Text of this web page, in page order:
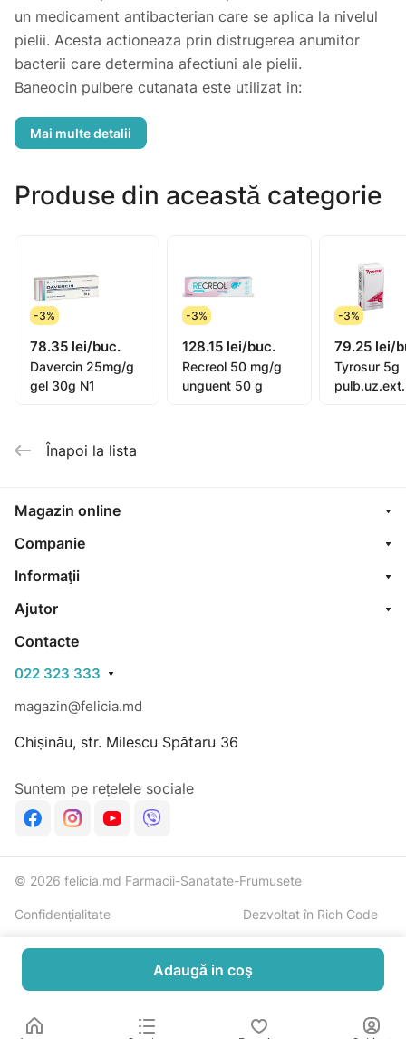
un medicament antibacterian care se aplica la nivelul
pielii. Acesta actioneaza prin distrugerea anumitor
bacterii care determina afectiuni ale pielii.
Baneocin pulbere cutanata este utilizat in:
pielii
tratamentul dermatitelor infectate la copii cu varsta
peste 2 ani
Doze si mod de administrare.
Utilizati intotdeauna Baneocin pulbere cutanata exact
asa cum v-a spus medicul dumneavoastra. Trebuie sa
discutati cu medicul dumneavoastra sau cu
farmacistul daca nu sunteti sigur.
Adulti si copii cu varsta peste 2 ani
afectata de 2 pana la 4 ori pe zi
Zona afectata poate fi acoperita cu un pansament
Produse din această categorie
-3%
78.35 lei/buc.
Davercin 25mg/g
gel 30g N1
-3%
128.15 lei/buc.
Recreol 50 mg/g
unguent 50 g
-3%
79.25 lei/
Tyrosur 5g
pulb.uz.ext.
Înapoi la lista
Magazin online
Companie
Informaţii
Ajutor
Contacte
022 323 333
magazin@felicia.md
Chișinău, str. Milescu Spătaru 36
Suntem pe rețelele sociale
© 2026 felicia.md Farmacii-Sanatate-Frumusete
Confidențialitate Dezvoltat în Rich Code
Adaugă in coş